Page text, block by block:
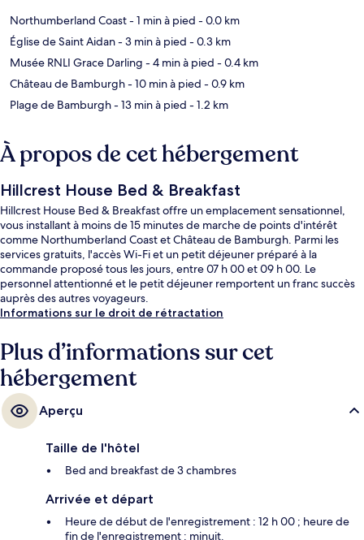
Northumberland Coast- 1 min à pied - 0.0 km
Église de Saint Aidan- 3 min à pied - 0.3 km
Musée RNLI Grace Darling - 4 min à pied - 0.4 km
Château de Bamburgh- 10 min à pied - 0.9 km
Plage de Bamburgh- 13 min à pied - 1.2 km
À propos de cet hébergement
Hillcrest House Bed & Breakfast
Hillcrest House Bed & Breakfast offre un emplacement sensationnel,
vous installant à moins de 15 minutes de marche de points d'intérêt
comme Northumberland Coast et Château de Bamburgh. Parmi les
services gratuits, l'accès Wi-Fi et un petit déjeuner préparé à la
commande proposé tous les jours, entre 07 h 00 et 09 h 00. Le
personnel attentionné et le petit déjeuner remportent un franc succès
auprès des autres voyageurs.
Informations sur le droit de rétractation
Plus d’informations sur cet
hébergement
Aperçu
Taille de l'hôtel
Bed and breakfast de 3 chambres
Arrivée et départ
Heure de début de l'enregistrement : 12 h 00 ; heure de
fin de l'enregistrement : minuit.